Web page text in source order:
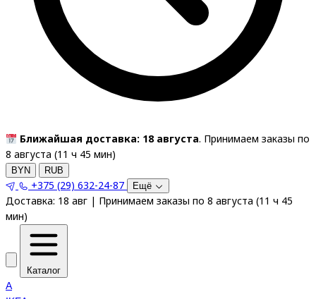
Ближайшая доставка: 18 августа. Принимаем заказы по
8 августа (11 ч 45 мин)
BYN RUB
+375 (29) 632-24-87 Ещё
Доставка: 18 авг | Принимаем заказы по 8 августа (11 ч 45
мин)
Каталог
A